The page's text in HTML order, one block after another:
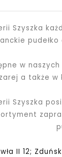
Szyszka
w
a także
Szyszka
II 12;